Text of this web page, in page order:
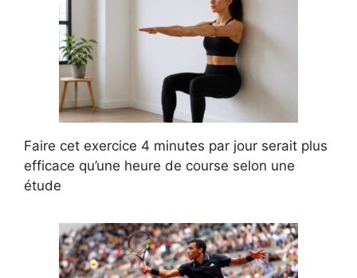
Faire cet exercice 4 minutes par jour serait plus
efficace qu’une heure de course selon une
étude